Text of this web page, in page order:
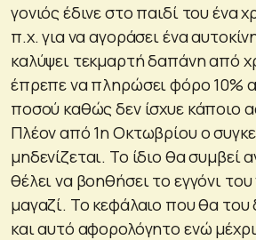
γονιός έδινε στο παιδί του ένα
π.χ. για να αγοράσει ένα
καλύψει τεκμαρτή δαπάνη από
έπρεπε να πληρώσει φόρο 10%
ποσού καθώς δεν ίσχυε κάποιο
Πλέον από 1η Οκτωβρίου ο
μηδενίζεται. Το ίδιο θα συμβεί
θέλει να βοηθήσει το εγγόνι του
μαγαζί. Το κεφάλαιο που θα του
και αυτό αφορολόγητο ενώ